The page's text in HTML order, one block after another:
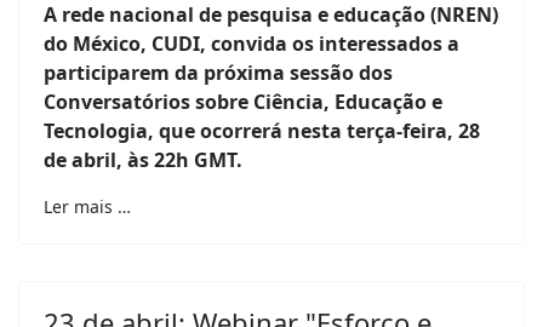
A rede nacional de pesquisa e educação (NREN)
do México, CUDI, convida os interessados ​​a
participarem da próxima sessão dos
Conversatórios sobre Ciência, Educação e
Tecnologia, que ocorrerá nesta terça-feira, 28
de abril, às 22h GMT.
Ler mais …